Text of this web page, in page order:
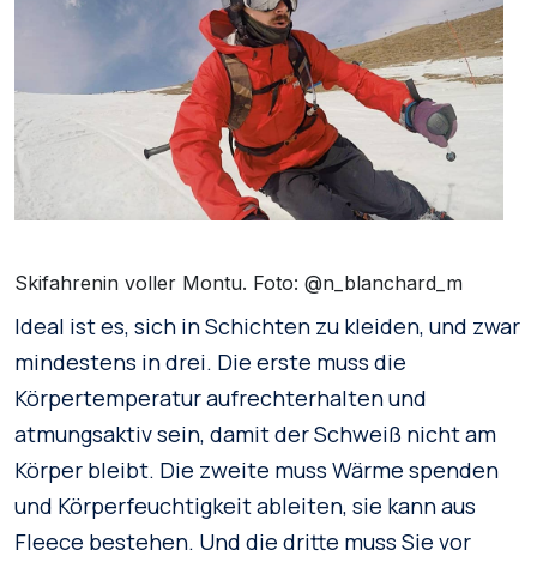
Skifahrenin voller Montu. Foto: @n_blanchard_m
Ideal ist es, sich in Schichten zu kleiden, und zwar
mindestens in drei. Die erste muss die
Körpertemperatur aufrechterhalten und
atmungsaktiv sein, damit der Schweiß nicht am
Körper bleibt. Die zweite muss Wärme spenden
und Körperfeuchtigkeit ableiten, sie kann aus
Fleece bestehen. Und die dritte muss Sie vor